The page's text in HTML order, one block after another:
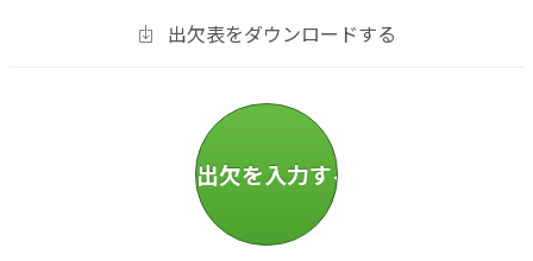
出欠表をダウンロードする